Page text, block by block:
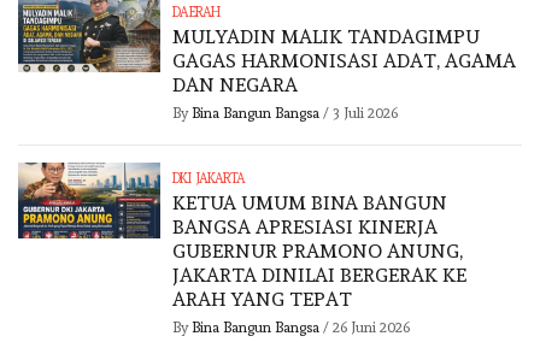
DAERAH
MULYADIN MALIK TANDAGIMPU
GAGAS HARMONISASI ADAT, AGAMA
DAN NEGARA
By Bina Bangun Bangsa/ 3 Juli 2026
DKI JAKARTA
KETUA UMUM BINA BANGUN
BANGSA APRESIASI KINERJA
GUBERNUR PRAMONO ANUNG,
JAKARTA DINILAI BERGERAK KE
ARAH YANG TEPAT
By Bina Bangun Bangsa/ 26 Juni 2026